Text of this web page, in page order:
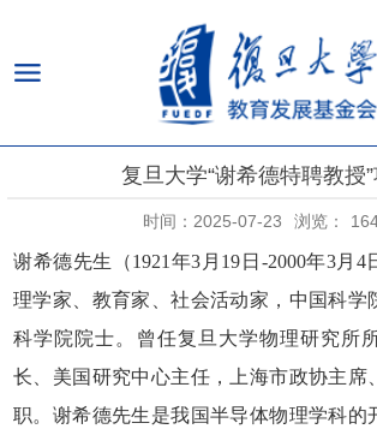
复旦大学“谢希德特聘教授”
时间：2025-07-23 浏览：
谢希德先生（1921 年3 月 19 日 -2000年3月 4
理学家、教育家、社会活动家，中国科学
科学院院士。曾任复旦大学物理研究所
长、美国研究中心主任，上海市政协主席
职。谢希德先生是我国半导体物理学科的